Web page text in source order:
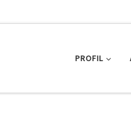
PROFIL